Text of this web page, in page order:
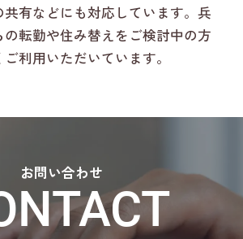
共有などにも対応しています。兵
の転勤や住み替えをご検討中の方
利用いただいています。
お問い合わせ